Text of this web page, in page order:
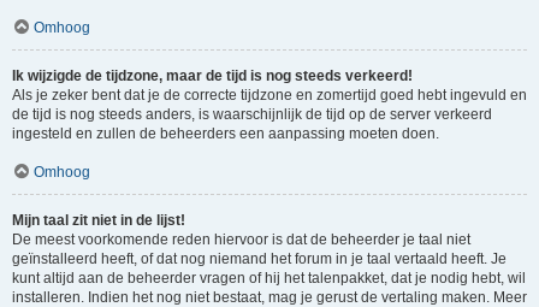
Omhoog
Ik wijzigde de tijdzone, maar de tijd is nog steeds verkeerd!
Als je zeker bent dat je de correcte tijdzone en zomertijd goed hebt ingevuld en
de tijd is nog steeds anders, is waarschijnlijk de tijd op de server verkeerd
ingesteld en zullen de beheerders een aanpassing moeten doen.
Omhoog
Mijn taal zit niet in de lijst!
De meest voorkomende reden hiervoor is dat de beheerder je taal niet
geïnstalleerd heeft, of dat nog niemand het forum in je taal vertaald heeft. Je
kunt altijd aan de beheerder vragen of hij het talenpakket, dat je nodig hebt, wil
installeren. Indien het nog niet bestaat, mag je gerust de vertaling maken. Meer